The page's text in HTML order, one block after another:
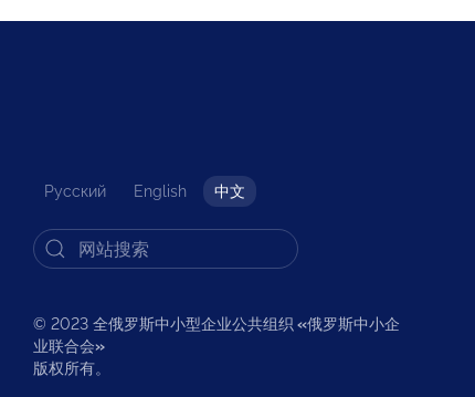
Русский English 中文
© 2023 全俄罗斯中小型企业公共组织 «俄罗斯中小企
业联合会»
版权所有。